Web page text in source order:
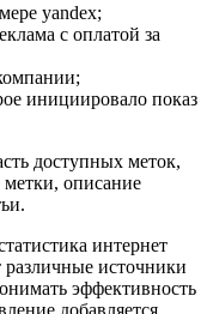
yandex;
с оплатой за
инициировало показ
доступных меток,
описание
интернет
различные источники
эффективность
добавляется